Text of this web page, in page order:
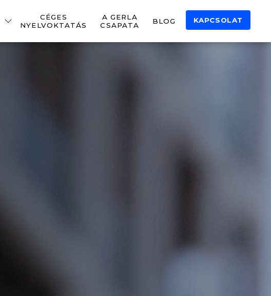
CÉGES
NYELVOKTATÁS
A GERLA
CSAPATA
BLOG KAPCSOLAT